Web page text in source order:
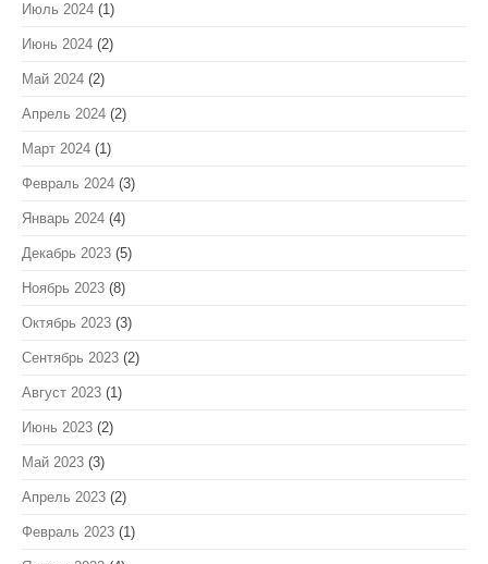
Июль 2024 (1)
Июнь 2024 (2)
Май 2024 (2)
Апрель 2024 (2)
Март 2024 (1)
Февраль 2024 (3)
Январь 2024 (4)
Декабрь 2023 (5)
Ноябрь 2023 (8)
Октябрь 2023 (3)
Сентябрь 2023 (2)
Август 2023 (1)
Июнь 2023 (2)
Май 2023 (3)
Апрель 2023 (2)
Февраль 2023 (1)